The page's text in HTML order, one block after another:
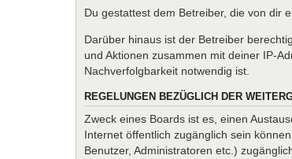
Du gestattest dem Betreiber, die von dir
Darüber hinaus ist der Betreiber
und Aktionen zusammen mit deiner IP-
Nachverfolgbarkeit notwendig ist.
REGELUNGEN BEZÜGLICH DER
Zweck eines Boards ist es, einen
Internet öffentlich zugänglich sein
Benutzer, Administratoren etc.)